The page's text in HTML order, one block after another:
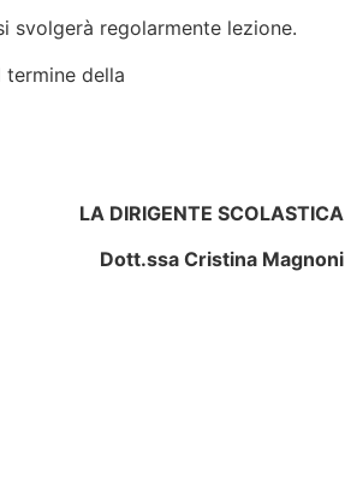
svolgerà regolarmente lezione.
della
LA DIRIGENTE SCOLASTICA
Dott.ssa Cristina Magnoni